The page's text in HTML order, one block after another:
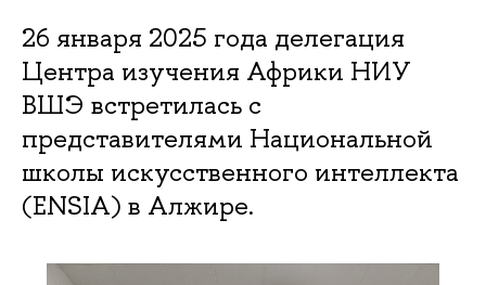
26 января 2025 года делегация
Центра изучения Африки НИУ
ВШЭ встретилась с
представителями Национальной
школы искусственного интеллекта
(ENSIA) в Алжире.